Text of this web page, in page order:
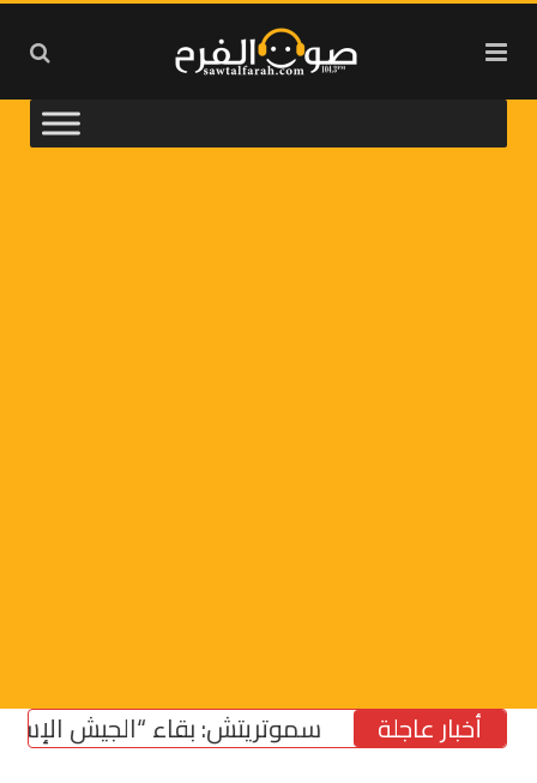
أخبار عاجلة سموتريتش: بقاء “الجيش